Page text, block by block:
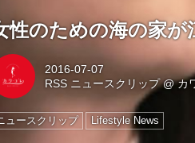
性のための海の家
2016-07-07
RSS ニュースクリップ@カ
ュースクリップ Lifestyle News